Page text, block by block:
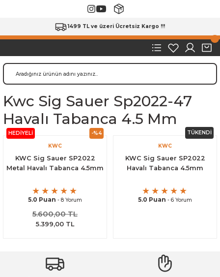
1499 TL ve üzeri Ücretsiz Kargo !!!
Kwc Sig Sauer Sp2022-47
Havalı Tabanca 4.5 Mm
-%4
HEDİYELİ
KWC
KWC Sig Sauer SP2022
Metal Havalı Tabanca 4.5mm
5.0 Puan - 8 Yorum
5.600,00 TL
5.399,00 TL
TÜKENDİ
KWC
KWC Sig Sauer SP2022
Havalı Tabanca 4.5mm
5.0 Puan - 6 Yorum